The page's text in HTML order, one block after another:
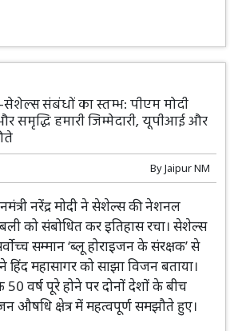
सेशेल्स संबंधों का स्तम्भ: पीएम मोदी
समृद्धि हमारी जिम्मेदारी, यूपीआई और
ByJaipur NM
नरेंद्र मोदी ने सेशेल्स की नेशनल
को संबोधित कर इतिहास रचा। सेशेल्स
सम्मान ‘ब्लू होराइजन के संरक्षक’ से
हिंद महासागर को साझा विजन बताया।
वर्ष पूरे होने पर दोनों देशों के बीच
क्षेत्र में महत्वपूर्ण समझौते हुए।